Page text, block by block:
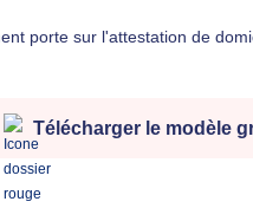
porte sur l'attestation de
Télécharger le modèle